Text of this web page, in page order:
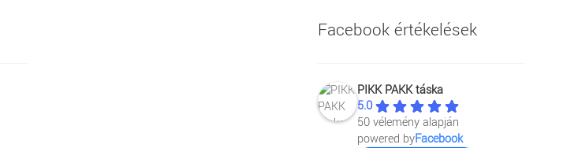
Facebook értékelések
PIKK PAKK táska
5.0
50 vélemény alapján
powered byFacebook